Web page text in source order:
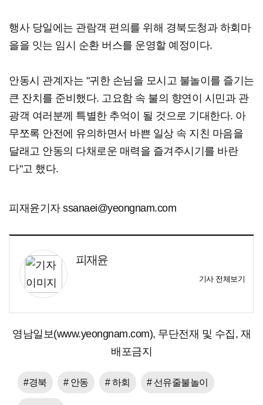
행사 당일에는 관람객 편의를 위해 경북도청과 하회마
을을 잇는 임시 순환 버스를 운영할 예정이다.
안동시 관계자는 "귀한 손님을 모시고 불놀이를 즐기는
큰 잔치를 준비했다. 고요함 속 불의 향연이 시민과 관
광객 여러분께 특별한 추억이 될 것으로 기대한다. 아
무쪼록 안전에 유의하면서 바쁜 일상 속 지친 마음을
달래고 안동의 다채로운 매력을 즐겨주시기를 바란
다"고 했다.
피재윤기자 ssanaei@yeongnam.com
피재윤
기사 전체보기
영남일보(www.yeongnam.com), 무단전재 및 수집, 재
배포금지
#경북 # 안동 # 하회 # 선유줄불놀이